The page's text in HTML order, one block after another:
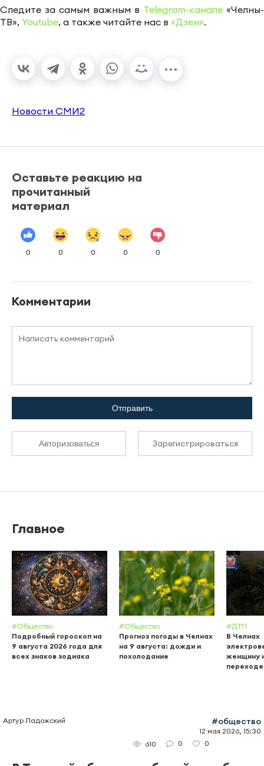
Следите за самым важным в Telegram-канале «Челны-
ТВ», Youtube, а также читайте нас в «Дзен».
Новости СМИ2
Оставьте реакцию на
прочитанный
материал
0 0 0 0 0
Комментарии
Отправить
Авторизоваться Зарегистрироваться
Главное
#Общество
Подробный гороскоп на
9 августа 2026 года для
всех знаков зодиака
#Общество
Прогноз погоды в Челнах
на 9 августа: дожди и
похолодание
#ДТП
В Челнах
женщину
переходе
Артур Ладожский #общество
12 мая 2026, 15:30
610
0 0